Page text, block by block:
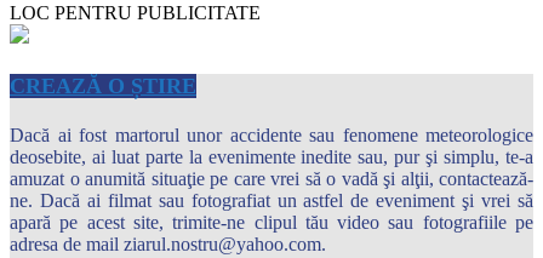
LOC PENTRU PUBLICITATE
CREAZĂ O ȘTIRE
Dacă ai fost martorul unor accidente sau fenomene meteorologice
deosebite, ai luat parte la evenimente inedite sau, pur şi simplu, te-a
amuzat o anumită situaţie pe care vrei să o vadă şi alţii, contactează-
ne. Dacă ai filmat sau fotografiat un astfel de eveniment şi vrei să
apară pe acest site, trimite-ne clipul tău video sau fotografiile pe
adresa de mail ziarul.nostru@yahoo.com.